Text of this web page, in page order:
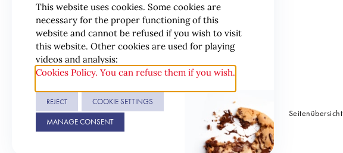
© 2026 Lexing Seitenübersicht
This website uses cookies. Some cookies are
necessary for the proper functioning of this
website and cannot be refused if you wish to visit
this website. Other cookies are used for playing
videos and analysis:
Cookies Policy. You can refuse them if you wish.
REJECT
COOKIE SETTINGS
MANAGE CONSENT